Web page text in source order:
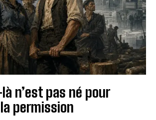
n’est pas né pour
permission